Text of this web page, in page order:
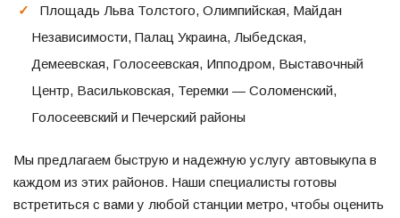
Площадь Льва Толстого, Олимпийская, Майдан
Независимости, Палац Украина, Лыбедская,
Демеевская, Голосеевская, Ипподром, Выставочный
Центр, Васильковская, Теремки — Соломенский,
Голосеевский и Печерский районы
Мы предлагаем быструю и надежную услугу автовыкупа в
каждом из этих районов. Наши специалисты готовы
встретиться с вами у любой станции метро, чтобы оценить